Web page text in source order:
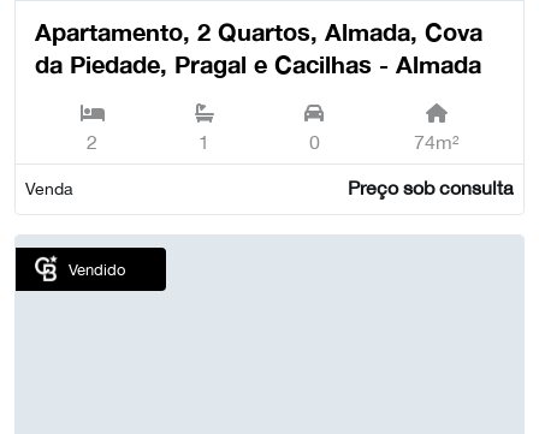
Apartamento, 2 Quartos, Almada, Cova
da Piedade, Pragal e Cacilhas - Almada
2 1 0 74m²
Venda Preço sob consulta
Vendido